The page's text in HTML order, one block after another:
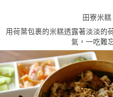
田寮米糕
用荷葉包裹的米糕透露著淡淡的
氣，一吃難